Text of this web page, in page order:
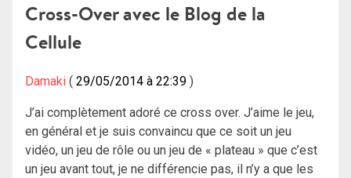
Cross-Over avec le Blog de la
Cellule
Damaki 29/05/2014 à 22:39
J’ai complètement adoré ce cross over. J’aime le jeu,
en général et je suis convaincu que ce soit un jeu
vidéo, un jeu de rôle ou un jeu de « plateau » que c’est
un jeu avant tout, je ne différencie pas, il n’y a que les